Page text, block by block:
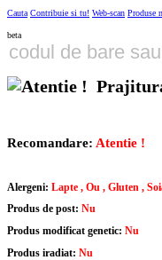
Cauta Contribuie si tu! Web-scan Produse
beta
Recomandare: Atentie !
Alergeni: Lapte , Ou , Gluten ,
Produs de post: Nu
Produs modificat genetic: Nu
Produs iradiat: Nu